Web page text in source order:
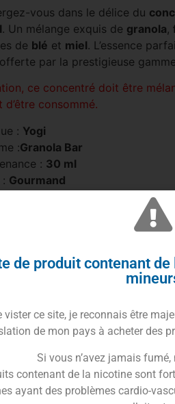
vous dans le délice du
. Un mélange exquis de granola,
de blé et miel. L’essence
par la prestigieuse gamme
ce concentré doit être
d’être consommé.
: Yogi
:Granola Bar
: 30 ml
Gourmand
flocons d’avoine,
Trusted Shops Reviews
gourmand des
de produit contenant
vister ce site, je reconnais être
de mon pays à acheter des
Si vous n’avez jamais
contenant de la nicotine sont
ayant des problèmes cardio-